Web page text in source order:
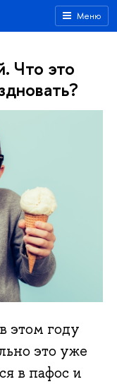
Меню
Что это
этом году
это уже
в пафос и